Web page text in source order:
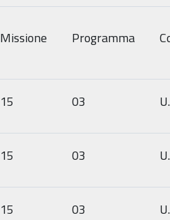
Missione Programma
15 03
15 03
15 03